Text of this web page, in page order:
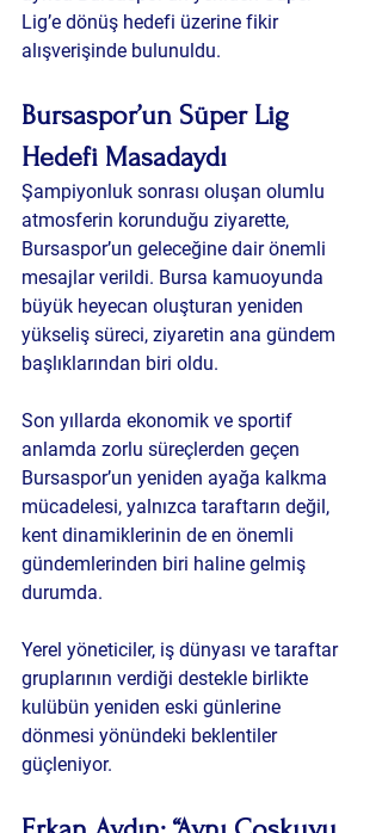
Lig’e dönüş hedefi üzerine fikir
alışverişinde bulunuldu.
Bursaspor’un Süper Lig
Hedefi Masadaydı
Şampiyonluk sonrası oluşan olumlu
atmosferin korunduğu ziyarette,
Bursaspor’un geleceğine dair önemli
mesajlar verildi. Bursa kamuoyunda
büyük heyecan oluşturan yeniden
yükseliş süreci, ziyaretin ana gündem
başlıklarından biri oldu.
Son yıllarda ekonomik ve sportif
anlamda zorlu süreçlerden geçen
Bursaspor’un yeniden ayağa kalkma
mücadelesi, yalnızca taraftarın değil,
kent dinamiklerinin de en önemli
gündemlerinden biri haline gelmiş
durumda.
Yerel yöneticiler, iş dünyası ve taraftar
gruplarının verdiği destekle birlikte
kulübün yeniden eski günlerine
dönmesi yönündeki beklentiler
güçleniyor.